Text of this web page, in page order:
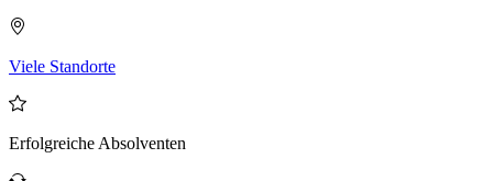
Viele Standorte
Erfolgreiche Absolventen